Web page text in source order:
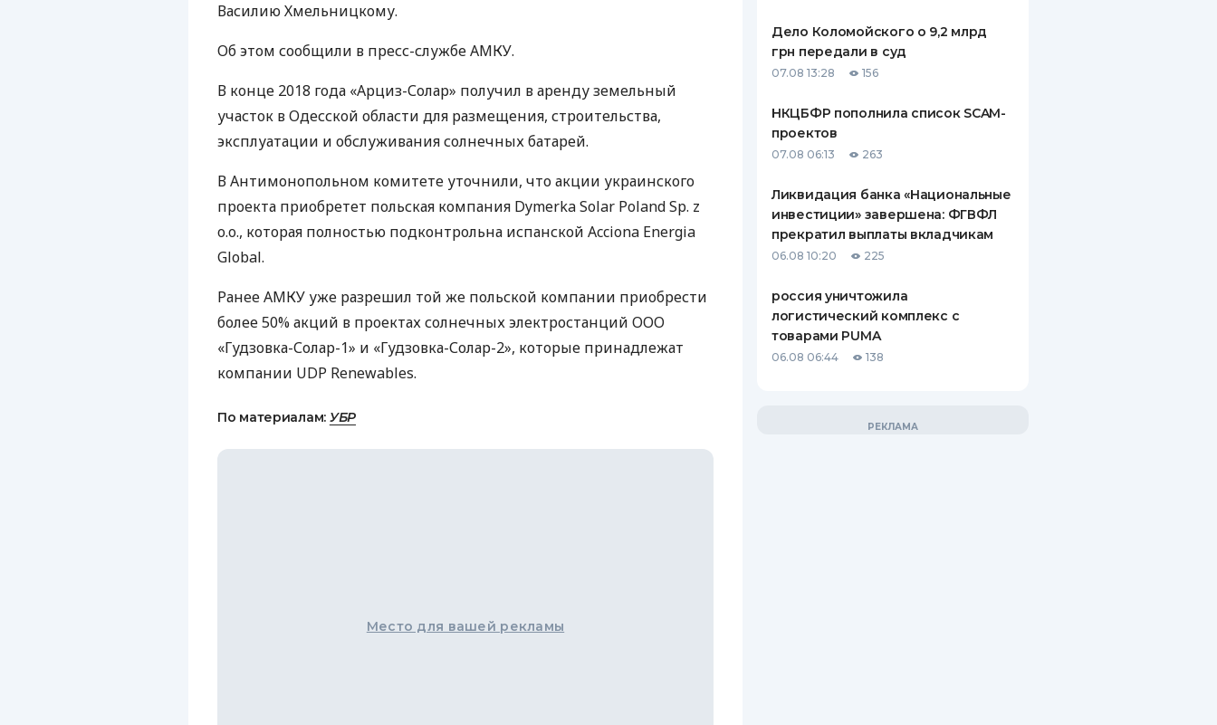
Василию Хмельницкому.
Об этом сообщили в пресс-службеАМКУ.
В конце 2018 года «Арциз-Солар» получил в аренду земельный
участок в Одесской области для размещения, строительства,
эксплуатации и обслуживания солнечных батарей.
В Антимонопольном комитете уточнили, что акции украинского
проекта приобретет польская компания Dymerka Solar Poland Sp. z
o.o., которая полностью подконтрольна испанской Acciona Energia
Global.
РанееАМКУ уже разрешил той же польской компании приобрести
более 50% акций в проектах солнечных электростанций ООО
«Гудзовка-Солар-1» и «Гудзовка-Солар-2», которые принадлежат
компании UDP Renewables.
По материалам: УБР
Место для вашей рекламы
Дело Коломойского о 9,2 млрд
грн передали в суд
07.08 13:28 156
НКЦБФР пополнила список SCAM-
проектов
07.08 06:13 263
Ликвидация банка «Национальные
инвестиции» завершена: ФГВФЛ
прекратил выплаты вкладчикам
06.08 10:20 225
россия уничтожила
логистический комплекс с
товарами PUMA
06.08 06:44 138